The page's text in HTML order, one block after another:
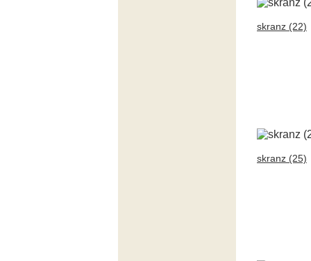
skranz (22)
skranz (25)